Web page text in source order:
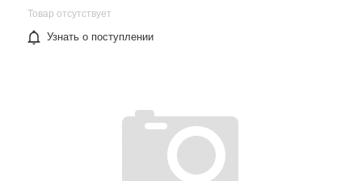
Товар отсутствует
Узнать о поступлении